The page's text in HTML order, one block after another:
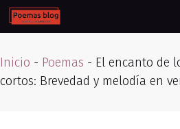
Skip
to
Inicio - Poemas - El encanto de
cortos: Brevedad y melodía en